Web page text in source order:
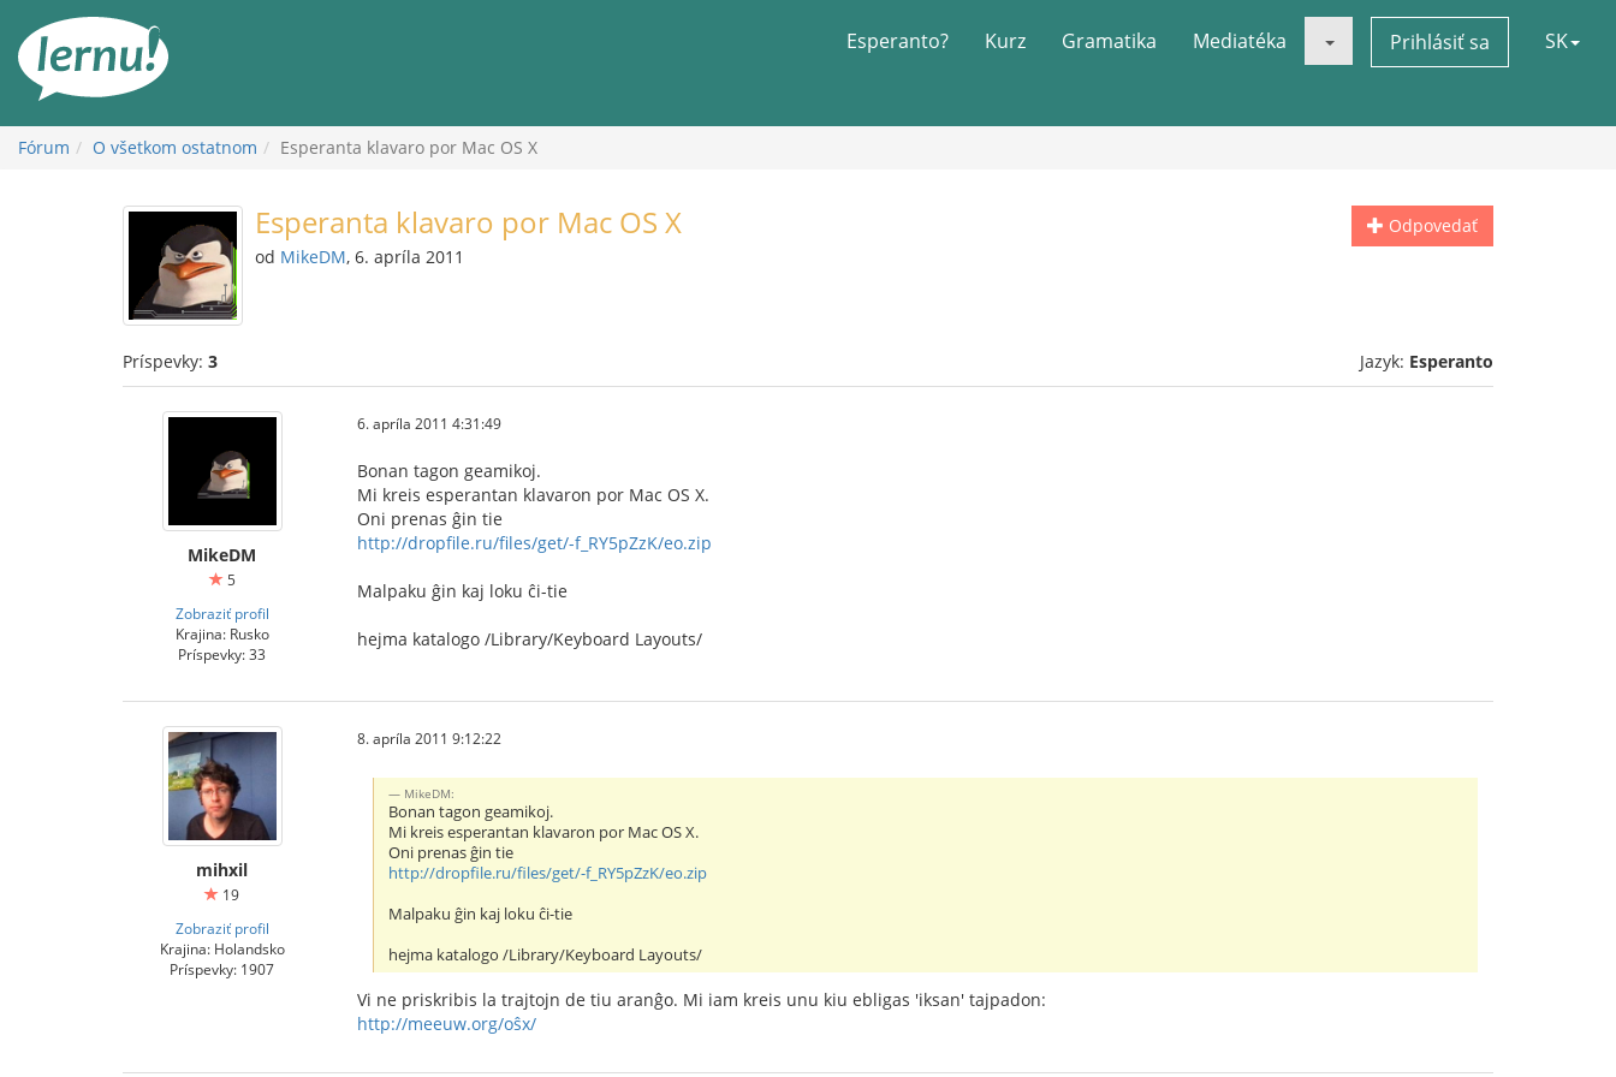
obsah
Esperanto? Kurz Gramatika Mediatéka Prihlásiť sa SK
Fórum O všetkom ostatnom Esperanta klavaro por Mac OS X
Odpovedať
Esperanta klavaro por Mac OS X
od MikeDM, 6. apríla 2011
Príspevky: 3 Jazyk: Esperanto
MikeDM
5
Zobraziť profil
Krajina: Rusko
Príspevky: 33
6. apríla 2011 4:31:49
Bonan tagon geamikoj.
Mi kreis esperantan klavaron por Mac OS X.
Oni prenas ĝin tie
http://dropfile.ru/files/get/-f_RY5pZzK/eo.zip
Malpaku ĝin kaj loku ĉi-tie
hejma katalogo /Library/Keyboard Layouts/
mihxil
19
Zobraziť profil
Krajina: Holandsko
Príspevky: 1907
8. apríla 2011 9:12:22
MikeDM:
Bonan tagon geamikoj.
Mi kreis esperantan klavaron por Mac OS X.
Oni prenas ĝin tie
http://dropfile.ru/files/get/-f_RY5pZzK/eo.zip
Malpaku ĝin kaj loku ĉi-tie
hejma katalogo /Library/Keyboard Layouts/
Vi ne priskribis la trajtojn de tiu aranĝo. Mi iam kreis unu kiu ebligas 'iksan' tajpadon:
http://meeuw.org/oŝx/